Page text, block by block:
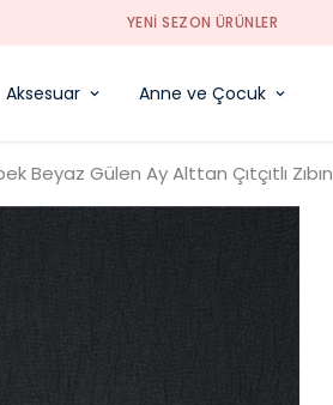
YENI SEZON ÜRÜNLER
Aksesuar Anne ve Çocuk
Beyaz Gülen Ay Alttan Çıtçıtlı Zıbın